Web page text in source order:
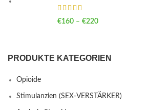
€160 – €220
PRODUKTE KATEGORIEN
Opioide
Stimulanzien (SEX-VERSTÄRKER)